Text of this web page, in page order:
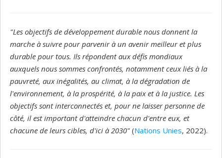
"Les objectifs de développement durable nous donnent la
marche à suivre pour parvenir à un avenir meilleur et plus
durable pour tous. Ils répondent aux défis mondiaux
auxquels nous sommes confrontés, notamment ceux liés à la
pauvreté, aux inégalités, au climat, à la dégradation de
l'environnement, à la prospérité, à la paix et à la justice. Les
objectifs sont interconnectés et, pour ne laisser personne de
côté, il est important d'atteindre chacun d'entre eux, et
chacune de leurs cibles, d'ici à 2030" (Nations Unies, 2022).